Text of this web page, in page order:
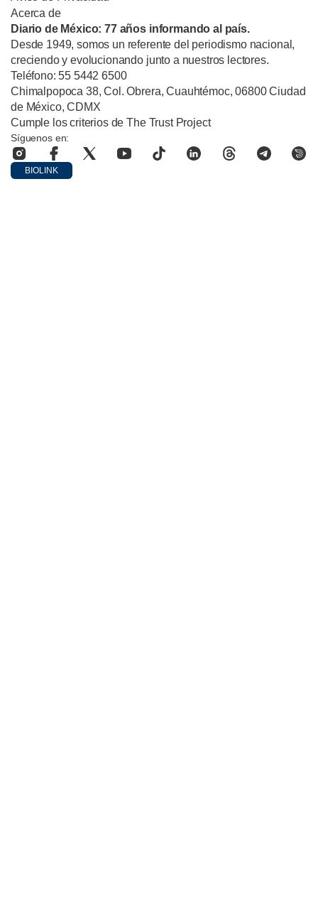
Acerca de
Diario de México: 77 años informando al país.
Desde 1949, somos un referente del periodismo nacional,
creciendo y evolucionando junto a nuestros lectores.
Teléfono: 55 5442 6500
Chimalpopoca 38, Col. Obrera, Cuauhtémoc, 06800 Ciudad
de México, CDMX
Cumple los criterios de The Trust Project
Síguenos en:
BIOLINK